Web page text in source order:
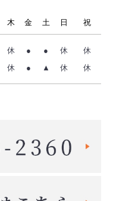
木 金 土 日 祝
休 ● ● 休 休
休 ● ▲ 休 休